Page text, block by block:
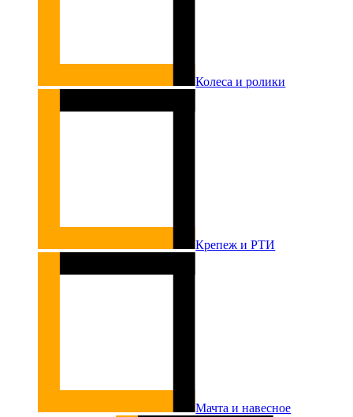
Колеса и ролики
Крепеж и РТИ
Мачта и навесное